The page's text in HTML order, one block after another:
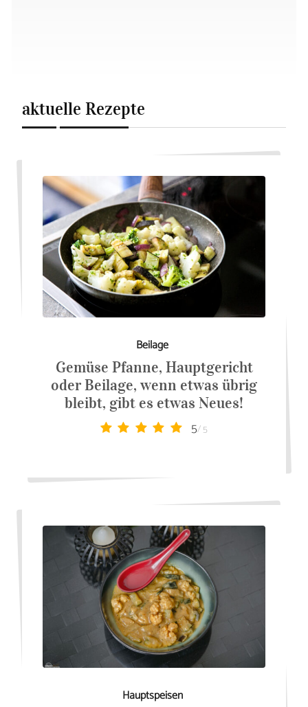
aktuelle Rezepte
Beilage
Gemüse Pfanne, Hauptgericht
oder Beilage, wenn etwas übrig
bleibt, gibt es etwas Neues!
5/ 5
Hauptspeisen